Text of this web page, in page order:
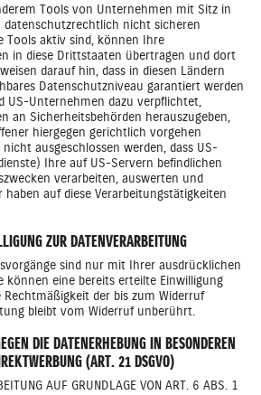
Tools von Unternehmen mit Sitz in
datenschutzrechtlich nicht sicheren
Tools aktiv sind, können Ihre
in diese Drittstaaten übertragen und dort
darauf hin, dass in diesen Ländern
Datenschutzniveau garantiert werden
US-Unternehmen dazu verpflichtet,
an Sicherheitsbehörden herauszugeben,
hiergegen gerichtlich vorgehen
ausgeschlossen werden, dass US-
Ihre auf US-Servern befindlichen
verarbeiten, auswerten und
haben auf diese Verarbeitungstätigkeiten
ZUR DATENVERARBEITUNG
sind nur mit Ihrer ausdrücklichen
können eine bereits erteilte Einwilligung
Rechtmäßigkeit der bis zum Widerruf
bleibt vom Widerruf unberührt.
DIE DATENERHEBUNG IN BESONDEREN
(ART. 21 DSGVO)
AUF GRUNDLAGE VON ART. 6 ABS. 1